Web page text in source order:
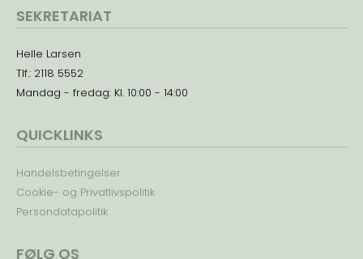
SEKRETARIAT
Helle Larsen
Tlf.: 2118 5552
Mandag - fredag: Kl. 10:00 - 14:00
QUICKLINKS
Handelsbetingelser
Cookie- og Privatlivspolitik
Persondatapolitik
FØLG OS